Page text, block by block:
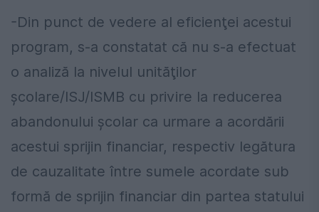
-Din punct de vedere al eficienţei acestui
program, s-a constatat că nu s-a efectuat
o analiză la nivelul unităţilor
şcolare/ISJ/ISMB cu privire la reducerea
abandonului şcolar ca urmare a acordării
acestui sprijin financiar, respectiv legătura
de cauzalitate între sumele acordate sub
formă de sprijin financiar din partea statului